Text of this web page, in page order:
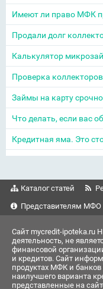
Имеют ли право МФК
Продали долг
Калькулятор
Проверка
Займы на карту
Что делать, если вас
Кредитная яма. Это
Каталог статей
Представителям МФО
Сайт mycredit-ipoteka.ru
деятельность, не
финансовой
и кредитов. Сайт
продуктах МФК и
наилучшего варианта
представленные на